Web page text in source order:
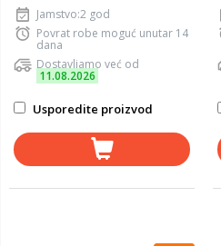
Jamstvo:2 god
Povrat robe moguć unutar 14
dana
Dostavljamo već od
11.08.2026
Usporedite proizvod